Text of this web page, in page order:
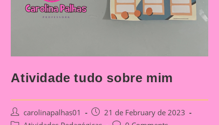
Atividade tudo sobre mim
Post
author:
carolinapalhas01
Post
published:
21 de February de 2023